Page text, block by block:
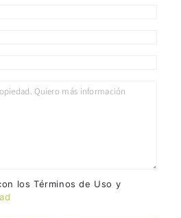
los Términos de Uso y